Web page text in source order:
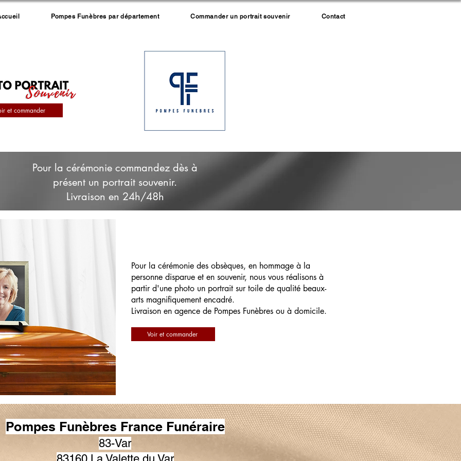
Pompes Funèbres par département Commander un portrait souvenir Contact
et commander
Pour la cérémonie commandez dès à
présent un portrait souvenir.
Livraison en 24h/48h
Pour la cérémonie des obsèques, en hommage à la
personne disparue et en souvenir, nous vous réalisons à
partir d'une photo un portrait sur toile de qualité beaux-
arts magnifiquement encadré.
Livraison en agence de Pompes Funèbres ou à domicile.
Voir et commander
Pompes Funèbres France Funéraire
83-Var